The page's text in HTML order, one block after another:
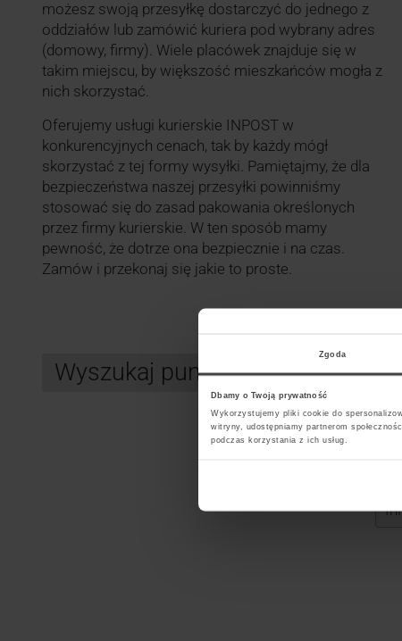
Zgoda
Dbamy o Twoją prywatność
Wykorzystujemy pliki cookie do
witryny, udostępniamy partnerom
podczas korzystania z ich usług.
możesz swoją przesyłkę dostarczyć do jednego z
oddziałów lub zamówić kuriera pod wybrany adres
(domowy, firmy). Wiele placówek znajduje się w
takim miejscu, by większość mieszkańców mogła z
nich skorzystać.
Oferujemy usługi kurierskie INPOST w
konkurencyjnych cenach, tak by każdy mógł
skorzystać z tej formy wysyłki. Pamiętajmy, że dla
bezpieczeństwa naszej przesyłki powinniśmy
stosować się do zasad pakowania określonych
przez firmy kurierskie. W ten sposób mamy
pewność, że dotrze ona bezpiecznie i na czas.
Zamów i przekonaj się jakie to proste.
Wyszukaj punkt kurierski InPost
Search